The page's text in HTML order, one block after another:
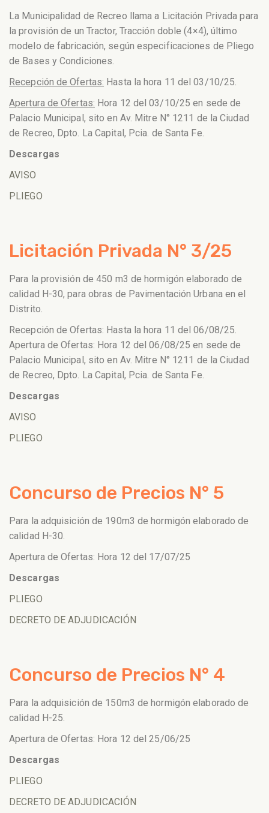
La Municipalidad de Recreo llama a Licitación Privada para
la provisión de un Tractor, Tracción doble (4×4), último
modelo de fabricación, según especificaciones de Pliego
de Bases y Condiciones.
Recepción de Ofertas: Hasta la hora 11 del 03/10/25.
Apertura de Ofertas: Hora 12 del 03/10/25 en sede de
Palacio Municipal, sito en Av. Mitre N° 1211 de la Ciudad
de Recreo, Dpto. La Capital, Pcia. de Santa Fe.
Descargas
AVISO
PLIEGO
Licitación Privada N° 3/25
Para la provisión de 450 m3 de hormigón elaborado de
calidad H-30, para obras de Pavimentación Urbana en el
Distrito.
Recepción de Ofertas: Hasta la hora 11 del 06/08/25.
Apertura de Ofertas: Hora 12 del 06/08/25 en sede de
Palacio Municipal, sito en Av. Mitre N° 1211 de la Ciudad
de Recreo, Dpto. La Capital, Pcia. de Santa Fe.
Descargas
AVISO
PLIEGO
Concurso de Precios N° 5
Para la adquisición de 190m3 de hormigón elaborado de
calidad H-30.
Apertura de Ofertas: Hora 12 del 17/07/25
Descargas
PLIEGO
DECRETO DE ADJUDICACIÓN
Concurso de Precios N° 4
Para la adquisición de 150m3 de hormigón elaborado de
calidad H-25.
Apertura de Ofertas: Hora 12 del 25/06/25
Descargas
PLIEGO
DECRETO DE ADJUDICACIÓN